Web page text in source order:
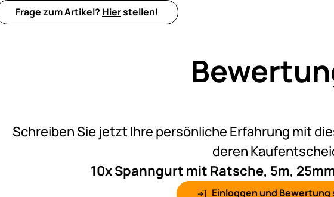
Frage zum Artikel? Hierstellen!
Schreiben Sie jetzt Ihre persönliche Erfahrung mit
deren
10x Spanngurt mit Ratsche, 5m,
Einloggen und Bewertung